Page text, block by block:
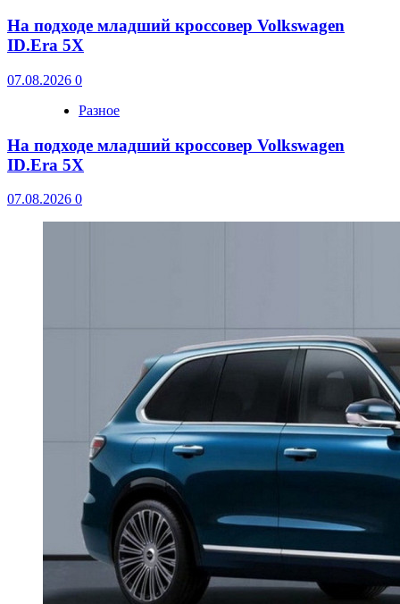
На подходе младший кроссовер Volkswagen
ID.Era 5X
07.08.2026 0
Разное
На подходе младший кроссовер Volkswagen
ID.Era 5X
07.08.2026 0